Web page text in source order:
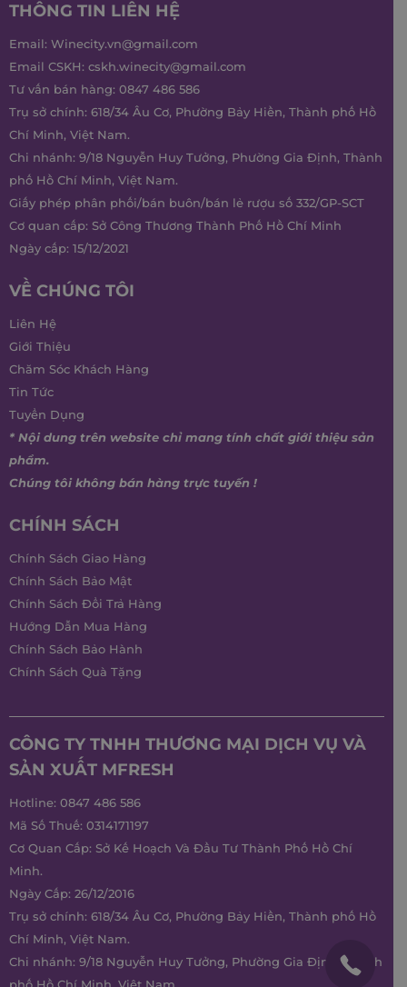
THÔNG TIN LIÊN HỆ
Email: Winecity.vn@gmail.com
Email CSKH: cskh.winecity@gmail.com
Tư vấn bán hàng: 0847 486 586
Trụ sở chính: 618/34 Âu Cơ, Phường Bảy Hiền, Thành phố Hồ
Chí Minh, Việt Nam.
Chi nhánh: 9/18 Nguyễn Huy Tưởng, Phường Gia Định, Thành
phố Hồ Chí Minh, Việt Nam.
Giấy phép phân phối/bán buôn/bán lẻ rượu số 332/GP-SCT
Cơ quan cấp: Sở Công Thương Thành Phố Hồ Chí Minh
Ngày cấp: 15/12/2021
VỀ CHÚNG TÔI
Liên Hệ
Giới Thiệu
Chăm Sóc Khách Hàng
Tin Tức
Tuyển Dụng
* Nội dung trên website chỉ mang tính chất giới thiệu sản
phẩm.
Chúng tôi không bán hàng trực tuyến !
CHÍNH SÁCH
Chính Sách Giao Hàng
Chính Sách Bảo Mật
Chính Sách Đổi Trả Hàng
Hướng Dẫn Mua Hàng
Chính Sách Bảo Hành
Chính Sách Quà Tặng
CÔNG TY TNHH THƯƠNG MẠI DỊCH VỤ VÀ
SẢN XUẤT MFRESH
Hotline: 0847 486 586
Mã Số Thuế: 0314171197
Cơ Quan Cấp: Sở Kế Hoạch Và Đầu Tư Thành Phố Hồ Chí
Minh.
Ngày Cấp: 26/12/2016
Trụ sở chính: 618/34 Âu Cơ, Phường Bảy Hiền, Thành phố Hồ
Chí Minh, Việt Nam.
Chi nhánh: 9/18 Nguyễn Huy Tưởng, Phường Gia Định, Thành